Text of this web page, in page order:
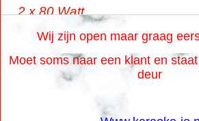
2 x 80 Watt
Wij zijn open maar graag
Moet soms naar een klant en
deur